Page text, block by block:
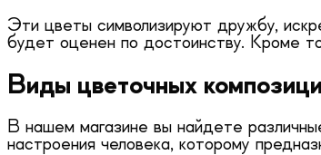
Эти цветы символизируют дружбу,
будет оценен по достоинству. Кроме
Виды цветочных
В нашем магазине вы найдете
настроения человека, которому